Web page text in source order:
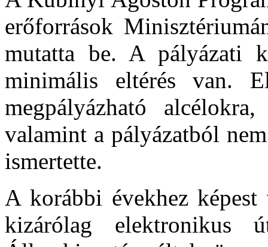
erőforrások
mutatta be. A pályázati
minimális eltérés van.
megpályázható
valamint a pályázatból
ismertette.
A korábbi évekhez
kizárólag elektronikus